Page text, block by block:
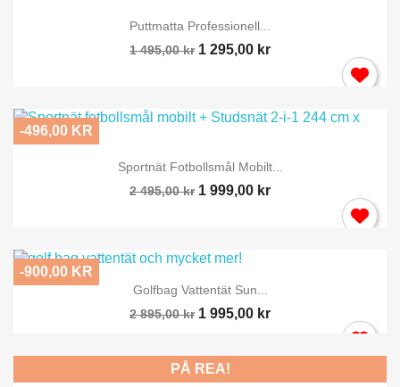
Puttmatta Professionell...
1 495,00 kr 1 295,00 kr
Sportnät Fotbollsmål Mobilt...
2 495,00 kr 1 999,00 kr
-496,00 KR
Golfbag Vattentät Sun...
2 895,00 kr 1 995,00 kr
-900,00 KR
PÅ REA!